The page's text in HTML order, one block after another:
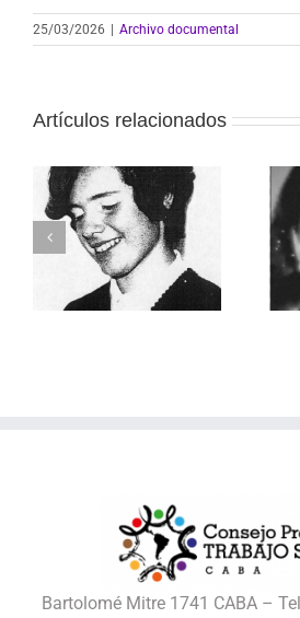
25/03/2026 | Archivo documental
Artículos relacionados
Muñoz Matta,
Carmen Mabel
Bartolomé Mitre 1741 CABA –